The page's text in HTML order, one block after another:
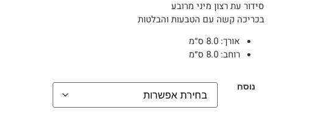
סידור עת רצון מיני מרובע
בכריכה קשה עם הטבעות והבלטות
אורך:
רוחב:
נוסח